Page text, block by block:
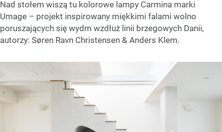
Nad stołem wiszą tu kolorowe lampy Carmina marki
Umage – projekt inspirowany miękkimi falami wolno
poruszających się wydm wzdłuż linii brzegowych Danii,
autorzy: Søren Ravn Christensen & Anders Klem.